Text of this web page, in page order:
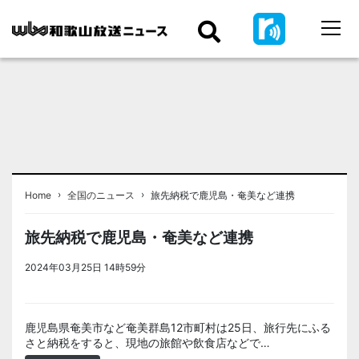
Home › 全国のニュース › 旅先納税で鹿児島・奄美など連携
旅先納税で鹿児島・奄美など連携
2024年03月25日 14時59分
鹿児島県奄美市など奄美群島12市町村は25日、旅行先にふる
さと納税をすると、現地の旅館や飲食店などで…